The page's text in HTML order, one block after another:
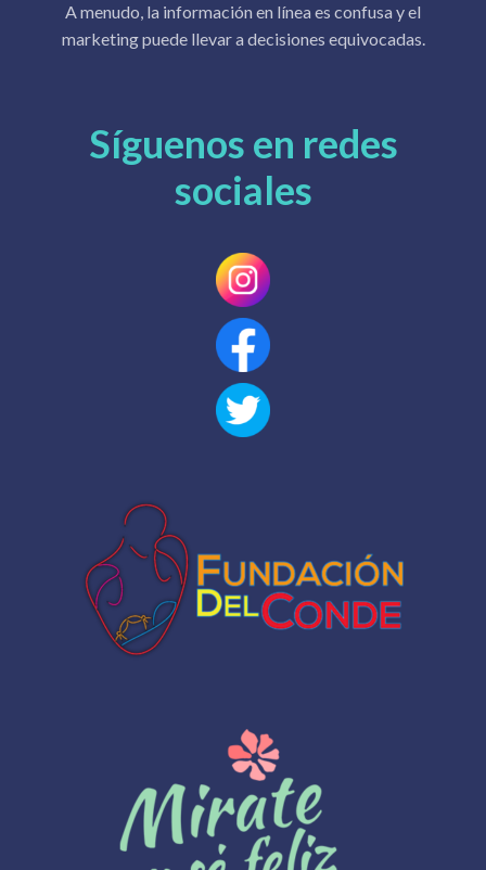
A menudo, la información en línea es confusa y el
marketing puede llevar a decisiones equivocadas.
Síguenos en redes
sociales